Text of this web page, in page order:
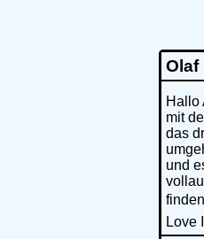
Olaf
Hallo
mit
das
und
Love